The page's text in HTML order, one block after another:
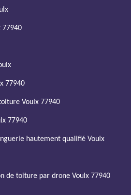
77940
77940
Voulx 77940
77940
hautement qualifié Voulx
de toiture par drone Voulx 77940